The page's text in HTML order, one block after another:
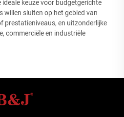
keuze voor budgetgerichte
willen sluiten op het gebied van
prestatieniveaus, en uitzonderlijke
commerciële en industriële